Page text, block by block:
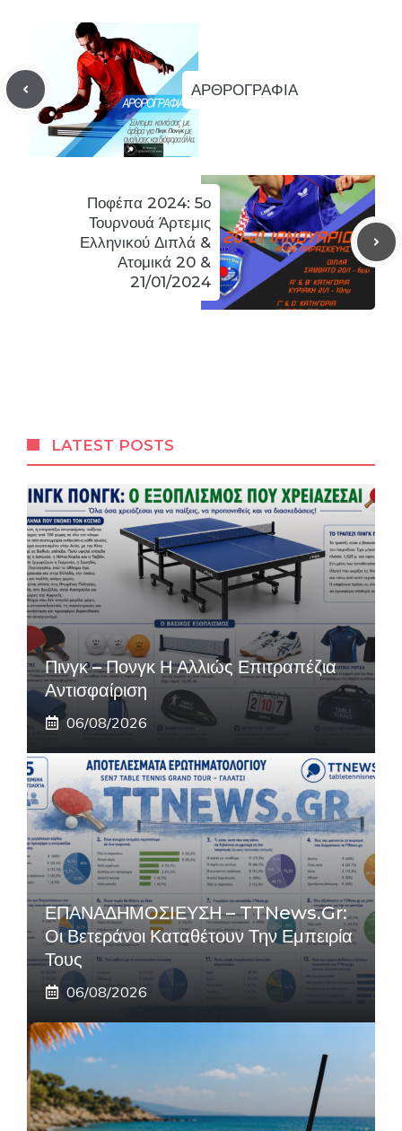
ΑΡΘΡΟΓΡΑΦΙΑ
Ποφέπα 2024: 5ο
Τουρνουά Άρτεμις
Ελληνικού Διπλά &
Ατομικά 20 &
21/01/2024
LATEST POSTS
Πινγκ – Πονγκ Η Αλλιώς Επιτραπέζια
Αντισφαίριση
06/08/2026
ΕΠΑΝΑΔΗΜΟΣΙΕΥΣΗ – TTNews.gr:
Οι Βετεράνοι Καταθέτουν Την Εμπειρία
Τους
06/08/2026